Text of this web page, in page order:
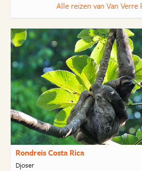
Alle reizen van Van Verre
Rondreis Costa Rica
Djoser